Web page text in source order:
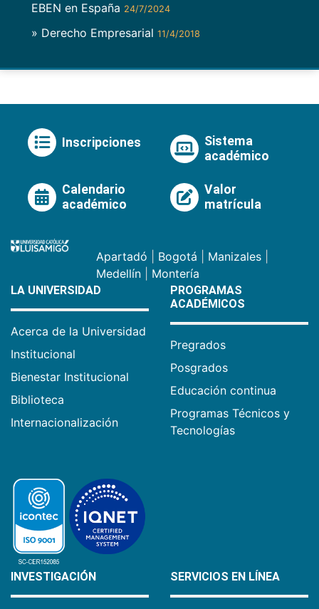
EBEN en España 24/7/2024
» Derecho Empresarial 11/4/2018
Inscripciones
Sistema
académico
Calendario
académico
Valor
matrícula
Apartadó Bogotá Manizales
Medellín
Montería
LA UNIVERSIDAD
Acerca de la Universidad
Institucional
Bienestar Institucional
Biblioteca
Internacionalización
PROGRAMAS
ACADÉMICOS
Pregrados
Posgrados
Educación continua
Programas Técnicos y
Tecnologías
INVESTIGACIÓN SERVICIOS EN LÍNEA